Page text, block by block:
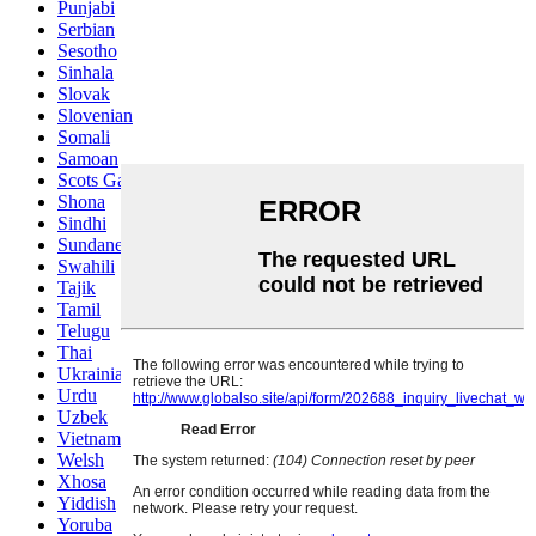
Punjabi
Serbian
Sesotho
Sinhala
Slovak
Slovenian
Somali
Samoan
Scots Gaelic
Shona
Sindhi
Sundanese
Swahili
Tajik
Tamil
Telugu
Thai
Ukrainian
Urdu
Uzbek
Vietnamese
Welsh
Xhosa
Yiddish
Yoruba